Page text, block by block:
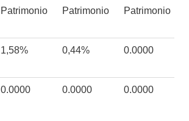
Patrimonio Patrimonio Patrimonio
1,58% 0,44% 0.0000
0.0000 0.0000 0.0000